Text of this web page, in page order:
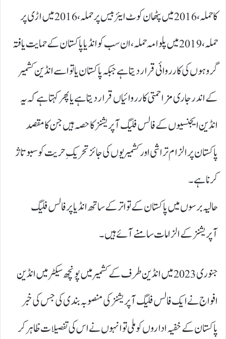
کا حملہ، 2016 میں پٹھان کوٹ ایئر بیس پر حملہ، 2016 میں اڑی پر
حملہ، 2019 میں پلوامہ حملہ، ان سب کو انڈیا پاکستان کے حمایت یافتہ
گروہوں کی کارروائی قرار دیتا ہے جبکہ پاکستان یا تو اسے انڈین کشمیر
کے اندر جاری مزاحمتی کارروائیاں قرار دیتا ہے یا پھر کہتا ہے کہ یہ
انڈین ایجنسیوں کے فالس فلیگ آپریشنز کا حصہ ہیں جن کا مقصد
پاکستان پر الزام تراشی اور کشمیریوں کی جائز تحریکِ حریت کو سبوتاژ
کرنا ہے۔
حالیہ برسوں میں پاکستان کے تواتر کے ساتھ انڈیا پر فالس فلیگ
آپریشنز کے الزامات سامنے آئے ہیں۔
جنوری 2023 میں انڈین طرف کے کشمیر میں پونچھ سیکٹر میں انڈین
افواج نے ایک فالس فلیگ آپریشنز کی منصوبہ بندی کی جس کی خبر
پاکستان کے خفیہ اداروں کو ملی تو انہوں نے اس کی تفصیلات ظاہر کر